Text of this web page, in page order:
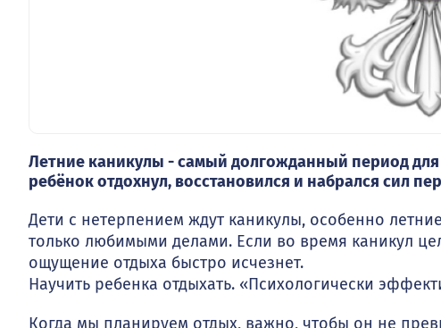
Летние каникулы - самый долгожданный период
ребёнок отдохнул, восстановился и набрался сил
Дети с нетерпением ждут каникулы, особенно
только любимыми делами. Если во время каникул
ощущение отдыха быстро исчезнет.
Научить ребенка отдыхать. «Психологически
Когда мы планируем отдых, важно, чтобы он не